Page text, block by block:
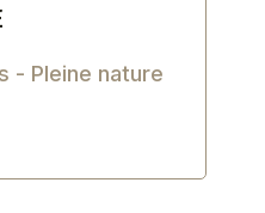
- Pleine nature